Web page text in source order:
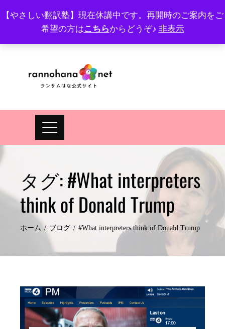
【やさしい翻訳塾】現在休講中です。再開時のご案内をご
希望の方はこちらからどうぞ♪ 非表示
プロフィール FAQ Site map JA EN
タグ:#What interpreters
think of Donald Trump
ホーム ブログ #What interpreters think of Donald Trump